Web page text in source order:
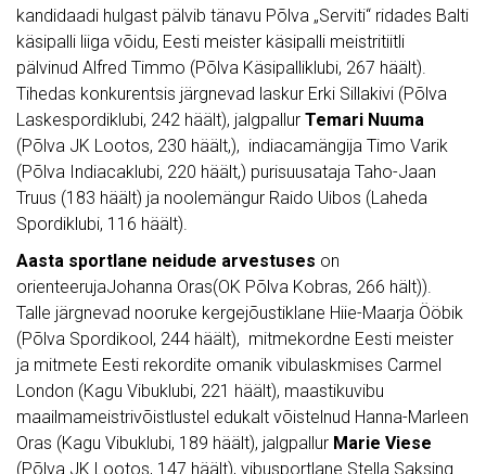
kandidaadi hulgast pälvib tänavu Põlva „Serviti“ ridades Balti
käsipalli liiga võidu, Eesti meister käsipalli meistritiitli
pälvinud Alfred Timmo (Põlva Käsipalliklubi, 267 häält).
Tihedas konkurentsis järgnevad laskur Erki Sillakivi (Põlva
Laskespordiklubi, 242 häält), jalgpallur Temari Nuuma
(Põlva JK Lootos, 230 häält,), indiacamängija Timo Varik
(Põlva Indiacaklubi, 220 häält,) purisuusataja Taho-Jaan
Truus (183 häält) ja noolemängur Raido Uibos (Laheda
Spordiklubi, 116 häält).
Aasta sportlane neidude arvestuses on
orienteerujaJohanna Oras(OK Põlva Kobras, 266 hält)).
Talle järgnevad nooruke kergejõustiklane Hiie-Maarja Ööbik
(Põlva Spordikool, 244 häält), mitmekordne Eesti meister
ja mitmete Eesti rekordite omanik vibulaskmises Carmel
London (Kagu Vibuklubi, 221 häält), maastikuvibu
maailmameistrivõistlustel edukalt võistelnud Hanna-Marleen
Oras (Kagu Vibuklubi, 189 häält), jalgpallur Marie Viese
(Põlva JK Lootos, 147 häält), vibusportlane Stella Saksing